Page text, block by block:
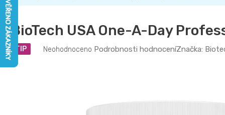
BioTech USA One-A-Day
TIP
Průměrné
Neohodnoceno Podrobnosti hodnoceníZnačka: